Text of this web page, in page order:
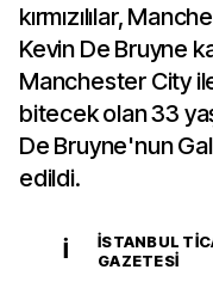
kırmızılılar,
Kevin De Bruyne
Manchester City
bitecek olan 33
De Bruyne'nun
edildi.
İ
İSTANBUL
GAZETESI